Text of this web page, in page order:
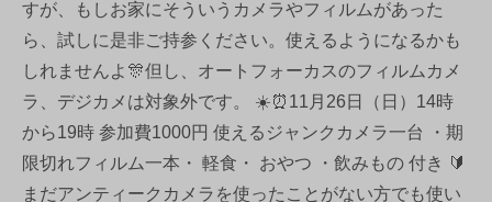
すが、もしお家にそういうカメラやフィルムがあった
ら、試しに是非ご持参ください。使えるようになるかも
しれませんよ🎊但し、オートフォーカスのフィルムカメ
ラ、デジカメは対象外です。 ☀️⏰11月26日（日）14時
から19時 参加費1000円 使えるジャンクカメラ一台 ・期
限切れフィルム一本・ 軽食・ おやつ ・飲みもの 付き 🔰
まだアンティークカメラを使ったことがない方でも使い